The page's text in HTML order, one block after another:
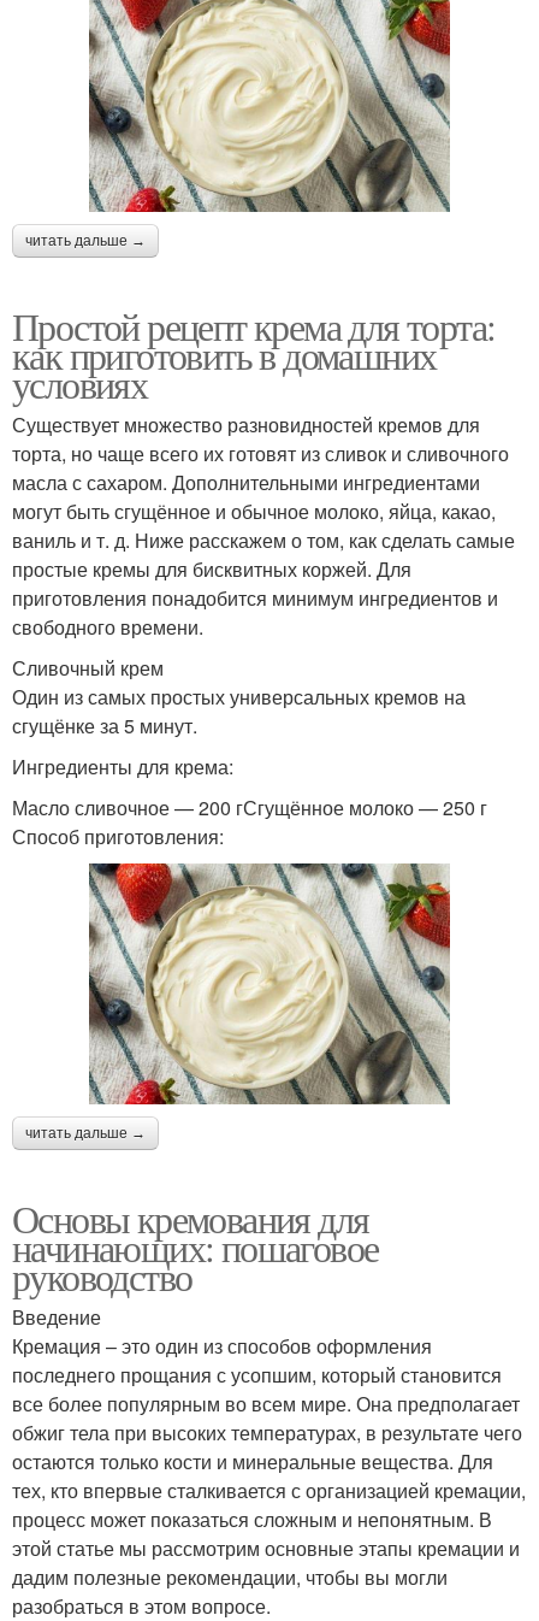
читать дальше →
Простой рецепт крема для торта:
как приготовить в домашних
условиях
Существует множество разновидностей кремов для
торта, но чаще всего их готовят из сливок и сливочного
масла с сахаром. Дополнительными ингредиентами
могут быть сгущённое и обычное молоко, яйца, какао,
ваниль и т. д. Ниже расскажем о том, как сделать самые
простые кремы для бисквитных коржей. Для
приготовления понадобится минимум ингредиентов и
свободного времени.
Сливочный крем
Один из самых простых универсальных кремов на
сгущёнке за 5 минут.
Ингредиенты для крема:
Масло сливочное — 200 гСгущённое молоко — 250 г
Способ приготовления:
читать дальше →
Основы кремования для
начинающих: пошаговое
руководство
Введение
Кремация – это один из способов оформления
последнего прощания с усопшим, который становится
все более популярным во всем мире. Она предполагает
обжиг тела при высоких температурах, в результате чего
остаются только кости и минеральные вещества. Для
тех, кто впервые сталкивается с организацией кремации,
процесс может показаться сложным и непонятным. В
этой статье мы рассмотрим основные этапы кремации и
дадим полезные рекомендации, чтобы вы могли
разобраться в этом вопросе.